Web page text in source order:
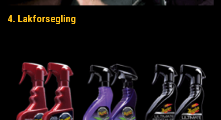
4. Lakforsegling